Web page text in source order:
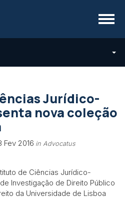
Menu
Jurídico-
nova coleção
Fev 2016 in Advocatus
de Ciências Jurídico-
Investigação de Direito Público
da Universidade de Lisboa